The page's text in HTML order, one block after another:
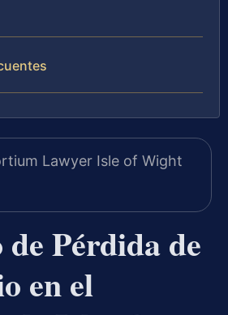
Pérdida de
en el